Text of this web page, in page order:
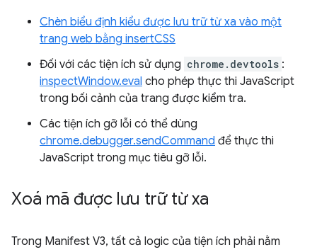
Chèn biểu định kiểu được lưu trữ từ xa vào một
trang web bằng insertCSS
Đối với các tiện ích sử dụng chrome.devtools :
inspectWindow.eval cho phép thực thi JavaScript
trong bối cảnh của trang được kiểm tra.
Các tiện ích gỡ lỗi có thể dùng
chrome.debugger.sendCommand để thực thi
JavaScript trong mục tiêu gỡ lỗi.
Xoá mã được lưu trữ từ xa
Trong Manifest V3, tất cả logic của tiện ích phải nằm